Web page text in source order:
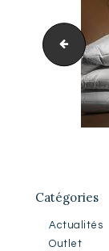
Nightstar
Catégories
Actualités
Outlet